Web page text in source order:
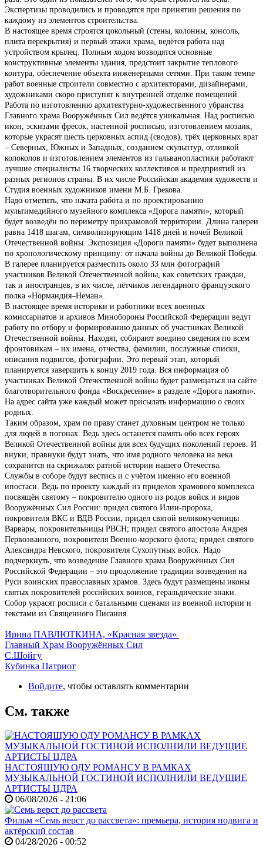
Экспертизы проводились и проводятся при принятии решения по
каждому из элементов строительства.
В настоящее время строятся цокольный (стены, колонны, консоль,
плита перекрытия) и первый этажи храма, ведётся работа над
устройством крылец. Полным ходом возводятся основные
конструктивные элементы здания, предстоит закрытие теплового
контура, обеспечение объекта инженерными сетями. При таком темпе
работ военные строители совместно с архитекторами, дизайнерами,
художниками скоро приступят к внутренней отделке помещений.
Работа по изготовлению архитектурно-художественного убранства
Главного храма Вооружённых Сил ведётся уникальная. Над росписью
икон, эскизами фресок, настенной росписью, изготовлением мозаик,
которые украсят шесть церковных аспид (сводов), трёх церковных врат
– Северных, Южных и Западных, созданием скульптур, отливкой
колоколов и изготовлением элементов из гальванопластики работают
лучшие специалисты 16 творческих коллективов и предприятий из
разных регионов страны. В их числе Российская академия художеств и
Студия военных художников имени М.Б. Грекова.
Надо отметить, что начата работа и по проектированию
мультимедийного музейного комплекса «Дорога памяти», который
будет возведён по периметру прихрамовой территории. Длина галереи
равна 1418 шагам, символизирующим 1418 дней и ночей Великой
Отечественной войны. Экспозиция «Дороги памяти» будет выполнена
по хронологическому принципу: от начала войны до Великой Победы.
В галерее планируется разместить около 33 млн фотографий
участников Великой Отечественной войны, как советских граждан,
так и иностранцев, в их числе, лётчиков легендарного французского
полка «Нормандия–Неман».
В настоящее время историки и работники всех военных
комиссариатов и архивов Минобороны Российской Федерации ведут
работу по отбору и формированию данных об участниках Великой
Отечественной войны. Находят, собирают воедино сведения по всем
фронтовикам – их имена, отчества, фамилии, послужные списки,
описания подвигов, фотографии. Это первый этап, который
планируется завершить к концу 2019 года. Вся информация об
участниках Великой Отечественной войны будет размещаться на сайте
благотворительного фонда «Воскресение» в разделе «Дорога памяти».
На адрес сайта уже каждый может присылать информацию о своих
родных.
Таким образом, храм по праву станет духовным центром не только
для людей в погонах. Ведь здесь останется память обо всех героях
Великой Отечественной войны для всех будущих поколений героев. И
внуки, правнуки будут знать, что имя родного человека на века
сохранится на скрижалях ратной истории нашего Отечества.
Службы в соборе будут вестись и с учётом именно его военной
ипостаси. Ведь по проекту каждый из приделов храмового комплекса
посвящён святому – покровителю одного из родов войск и видов
Вооружённых Сил России: придел святого Илии-пророка,
покровителя ВКС и ВДВ России; придел святой великомученицы
Варвары, покровительницы РВСН; придел святого апостола Андрея
Первозванного, покровителя Военно-морского флота; придел святого
Александра Невского, покровителя Сухопутных войск. Надо
подчеркнуть, что возведение Главного храма Вооружённых Сил
Российской Федерации – это продолжение традиции возведения на
Руси воинских православных храмов. Здесь будут размещены иконы
святых покровителей российских воинов, геральдические знаки.
Собор украсят росписи с батальными сценами из военной истории и
текстами из Священного Писания.
Ирина ПАВЛЮТКИНА, «Красная звезда»
Главный Храм Вооружённых Сил
С.Шойгу
Кубинка Патриот
Войдите, чтобы оставлять комментарии
См. также
НАСТОЯЩУЮ ОДУ РОМАНСУ В РАМКАХ
МУЗЫКАЛЬНОЙ ГОСТИНОЙ ИСПОЛНИЛИ ВЕДУЩИЕ
АРТИСТЫ ЦДРА
06/08/2026 - 21:06
Фильм «Семь верст до рассвета»: премьера, история подвига и
актёрский состав
04/28/2026 - 00:52